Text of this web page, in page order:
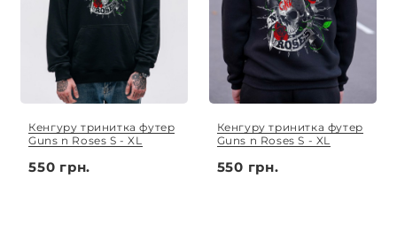
Кенгуру тринитка футер
Guns n Roses S - XL
550 грн.
Кенгуру тринитка футер
Guns n Roses S - XL
550 грн.